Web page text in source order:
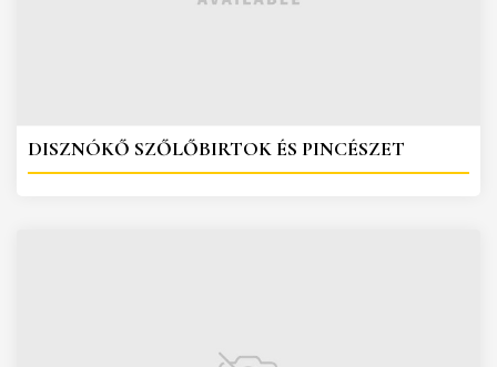
DISZNÓKŐ SZŐLŐBIRTOK ÉS PINCÉSZET